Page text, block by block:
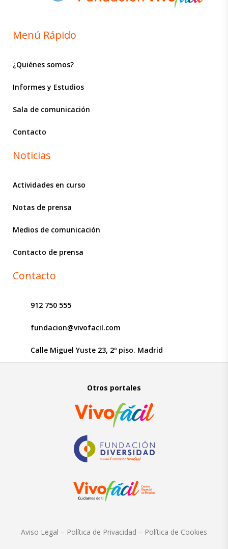
Menú Rápido
¿Quiénes somos?
Informes y Estudios
Sala de comunicación
Contacto
Noticias
Actividades en curso
Notas de prensa
Medios de comunicación
Contacto de prensa
Contacto
912 750 555
fundacion@vivofacil.com
Calle Miguel Yuste 23, 2º piso. Madrid
Otros portales
Aviso Legal – Política de Privacidad – Política de Cookies